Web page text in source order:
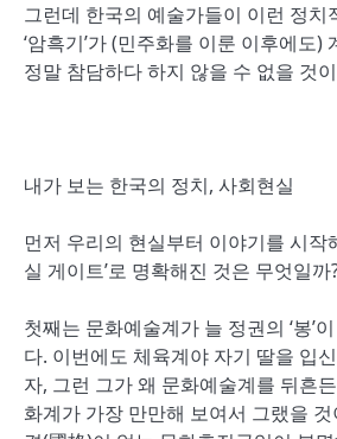
그런데 한국의 예술가들이 이런 정치
‘암흑기’가 (민주화를 이룬 이후에도)
정말 참담하다 하지 않을 수 없을 것
내가 보는 한국의 정치, 사회현실
먼저 우리의 현실부터 이야기를 시작
실 게이트’로 명확해진 것은 무엇일까
첫째는 문화예술계가 늘 정권의 ‘봉’
다. 이번에도 체육계야 자기 딸을 입
자, 그런 그가 왜 문화예술계를 뒤흔
화계가 가장 만만해 보여서 그랬을